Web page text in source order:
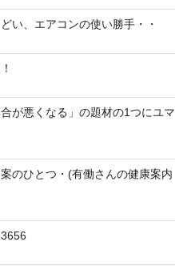
い、エアコンの使い勝手・・
が悪くなる」の題材の1つにユマ
のひとつ・(有働さんの健康案内